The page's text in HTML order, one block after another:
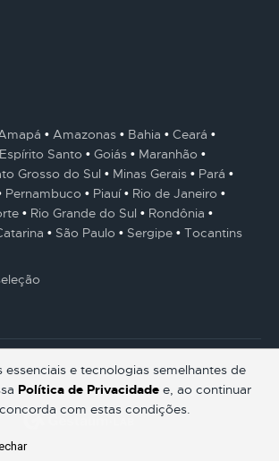
essenciais e tecnologias semelhantes de
Política de Privacidade e, ao continuar
com estas condições.
Amazonas Bahia
Ceará
Espírito Santo Goiás
Maranhão
Grosso do Sul Minas Gerais
Pará
Pernambuco Piauí
Rio de Janeiro
Rio Grande do Sul
Rondônia
São Paulo Sergipe Tocantins
Lab ® Todos os direitos reservados.